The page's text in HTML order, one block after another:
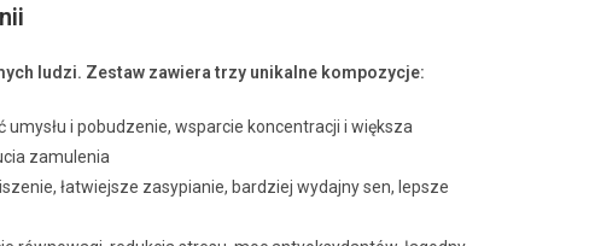
ludzi. Zestaw zawiera trzy unikalne kompozycje:
umysłu i pobudzenie, wsparcie koncentracji i większa
zamulenia
łatwiejsze zasypianie, bardziej wydajny sen, lepsze